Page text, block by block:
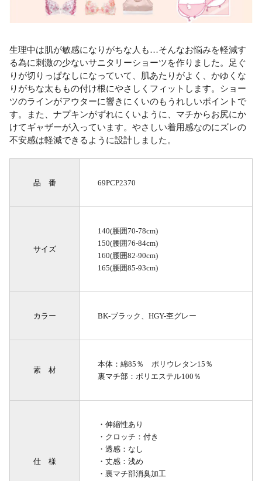
生理中は肌が敏感になりがちな人も…そんなお悩みを軽減す
る為に刺激の少ないサニタリーショーツを作りました。足ぐ
りが切りっぱなしになっていて、肌あたりがよく、かゆくな
りがちな太ももの付け根にやさしくフィットします。ショー
ツのラインがアウターに響きにくいのもうれしいポイントで
す。また、ナプキンがずれにくいように、マチからお尻にか
けてギャザーが入っています。やさしい着用感なのにズレの
不安感は軽減できるように設計しました。
品 番 69PCP2370
サイズ
140(腰囲70-78cm)
150(腰囲76-84cm)
160(腰囲82-90cm)
165(腰囲85-93cm)
カラー BK-ブラック、HGY-杢グレー
素 材
本体：綿85％ ポリウレタン15％
裏マチ部：ポリエステル100％
仕 様
・伸縮性あり
・クロッチ：付き
・透感：なし
・丈感：浅め
・裏マチ部消臭加工